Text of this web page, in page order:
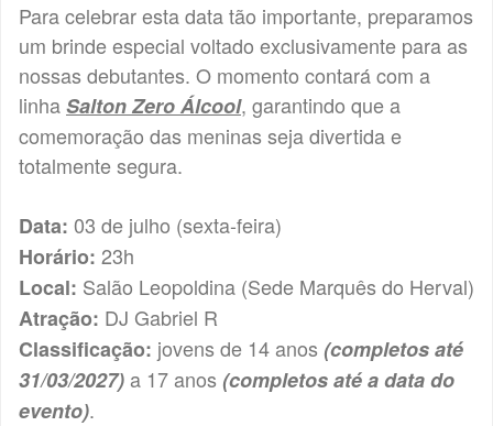
Para celebrar esta data tão importante, preparamos
um brinde especial voltado exclusivamente para as
nossas debutantes. O momento contará com a
linhaSalton Zero Álcool, garantindo que a
comemoração das meninas seja divertida e
totalmente segura.
Data: 03 de julho (sexta-feira)
Horário: 23h
Local: Salão Leopoldina (Sede Marquês do Herval)
Atração: DJ Gabriel R
Classificação: jovens de 14 anos (completos até
31/03/2027)a 17 anos (completos até a data do
evento).